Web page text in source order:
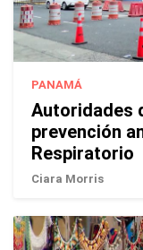
PANAMÁ
Autoridades
prevención
Respiratorio
Ciara Morris